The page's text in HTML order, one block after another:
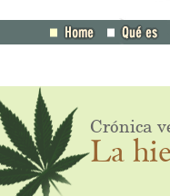
Crónica
La